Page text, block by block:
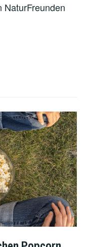
NaturFreunden